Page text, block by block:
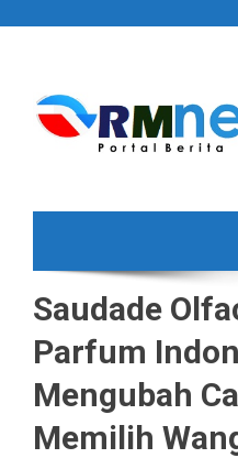
Saudade
Parfum
Mengubah
Memilih